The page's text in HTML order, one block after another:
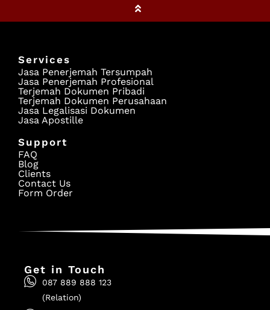
Services
Jasa Penerjemah Tersumpah
Jasa Penerjemah Profesional
Terjemah Dokumen Pribadi
Terjemah Dokumen Perusahaan
Jasa Legalisasi Dokumen
Jasa Apostille
Support
FAQ
Blog
Clients
Contact Us
Form Order
Get in Touch
087 889 888 123
(Relation)